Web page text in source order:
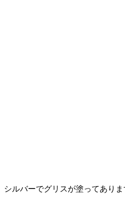
シルバーでグリスが塗ってありま